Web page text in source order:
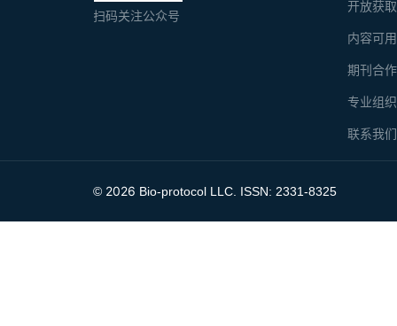
开放获
内容可
期刊合
专业组
联系我们
扫码关注公众号
© 2026 Bio-protocol LLC. ISSN: 2331-8325